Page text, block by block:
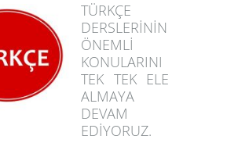
TÜRKÇE
DERSLERİNİN
ÖNEMLİ
KONULARINI
TEK TEK ELE
ALMAYA
DEVAM
EDİYORUZ.